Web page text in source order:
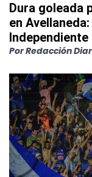
Dura goleada
en
Independiente
PorRedacción